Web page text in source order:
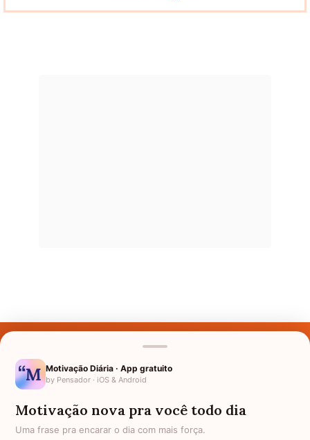
Nomes pelo Mundo
Motivação Diária · App gratuito
by Pensador · iOS & Android
Motivação nova pra você todo dia
Uma frase pra encarar o dia com mais força.